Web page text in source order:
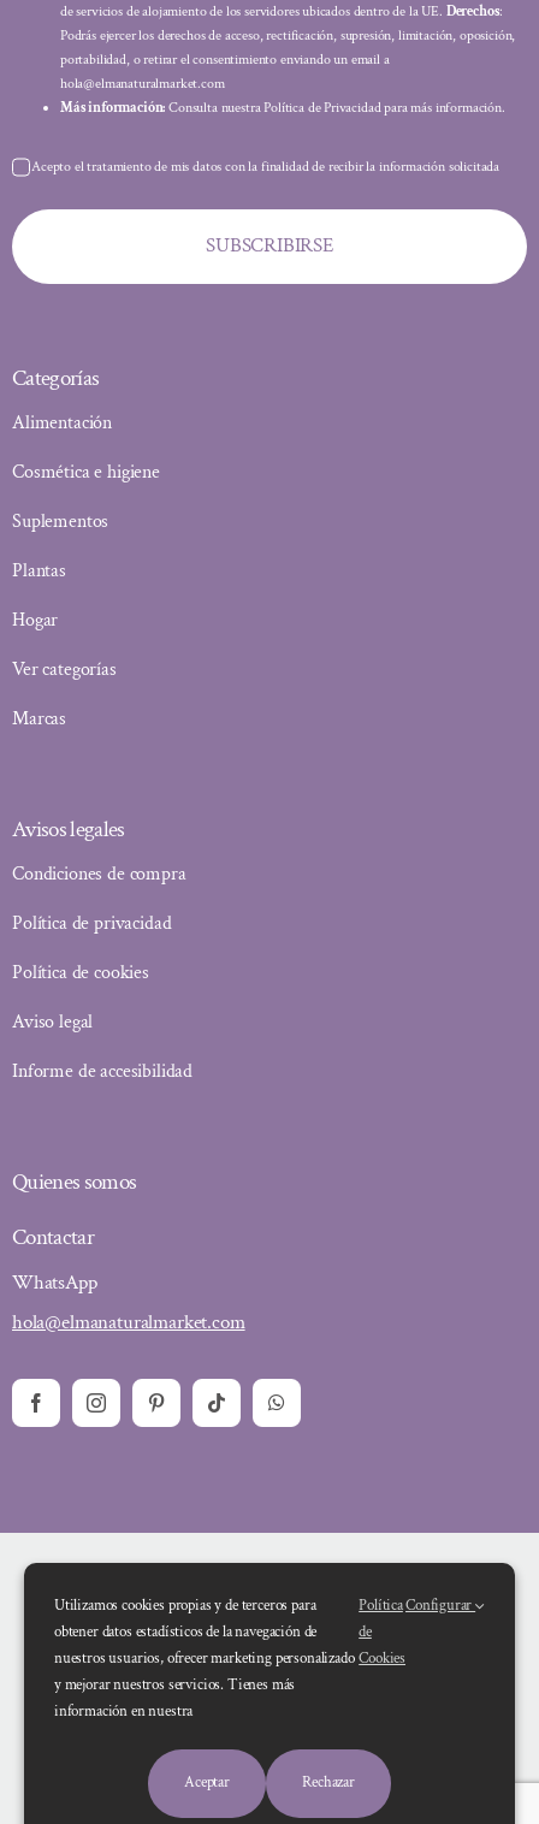
de servicios de alojamiento de los servidores ubicados dentro de la UE. Derechos:
Podrás ejercer los derechos de acceso, rectificación, supresión, limitación, oposición,
portabilidad, o retirar el consentimiento enviando un email a
hola@elmanaturalmarket.com
Más información: Consulta nuestra Política de Privacidad para más información.
Acepto el tratamiento de mis datos con la finalidad de recibir la información solicitada
SUBSCRIBIRSE
Categorías
Alimentación
Cosmética e higiene
Suplementos
Plantas
Hogar
Ver categorías
Marcas
Avisos legales
Condiciones de compra
Política de privacidad
Política de cookies
Aviso legal
Informe de accesibilidad
Quienes somos
Contactar
WhatsApp
hola@elmanaturalmarket.com
Financiado por la Unión Europea – NextGenerationEU. Sin embargo, los
autores y no reflejan necesariamente los de la Unión Europea o la Comisión
Europea. Ni la Unión Europea ni la Comisión Europea pueden ser consideradas
responsables de las mismas
Utilizamos cookies propias y de terceros para
obtener datos estadísticos de la navegación de
nuestros usuarios, ofrecer marketing personalizado
y mejorar nuestros servicios. Tienes más
información en nuestra
Política
de
Cookies
Configurar
Aceptar Rechazar